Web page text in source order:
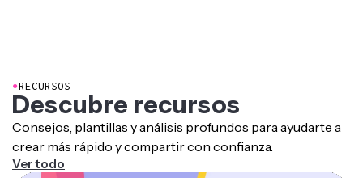
Consejos, plantillas y análisis profundos para ayudarte a
crear más rápido y compartir con confianza.
Ver todo